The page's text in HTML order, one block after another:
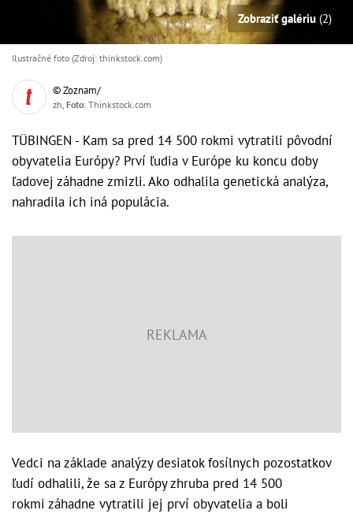
Zobraziť galériu (2)
Ilustračné foto (Zdroj: thinkstock.com)
© Zoznam/
zh, Foto: Thinkstock.com
TÜBINGEN - Kam sa pred 14 500 rokmi vytratili pôvodní
obyvatelia Európy? Prví ľudia v Európe ku koncu doby
ľadovej záhadne zmizli. Ako odhalila genetická analýza,
nahradila ich iná populácia.
Vedci na základe analýzy desiatok fosílnych pozostatkov
ľudí odhalili, že sa z Európy zhruba pred 14 500
rokmi záhadne vytratili jej prví obyvatelia a boli